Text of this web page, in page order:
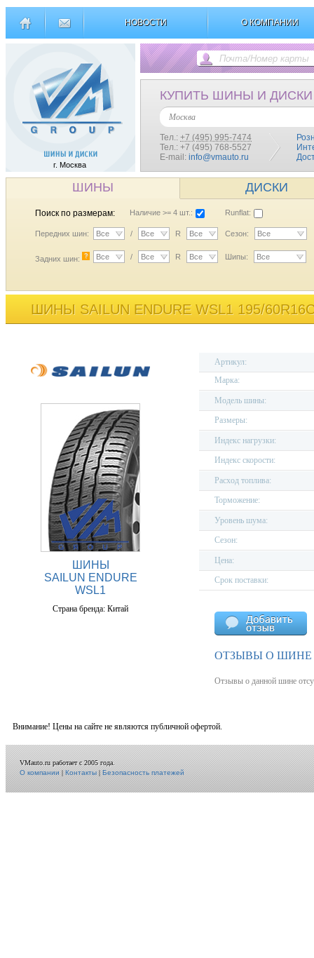
НОВОСТИ О КОМПАНИИ
г. Москва
КУПИТЬ ШИНЫ И ДИСКИ
Москва
Тел.: +7 (495) 995-7474
Тел.: +7 (495) 768-5527
E-mail: info@vmauto.ru
ШИНЫ ДИСКИ
Поиск по размерам: Наличие >= 4 шт.: Runflat:
Передних шин: Все / Все R Все Сезон: Все
Задних шин: ? Все / Все R Все Шипы: Все
ШИНЫ SAILUN ENDURE WSL1 195/
ШИНЫ
SAILUN ENDURE
WSL1
Страна бренда: Китай
Артикул:
Марка:
Модель шины:
Размеры:
Индекс нагрузки:
Индекс скорости:
Расход топлива:
Торможение:
Уровень шума:
Сезон:
Цена:
Срок поставки:
ОТЗЫВЫ О ШИНЕ
Отзывы о данной шине
Внимание! Цены на сайте не являются публичной офертой.
VMauto.ru работает с 2005 года.
О компании|Контакты|Безопасность платежей